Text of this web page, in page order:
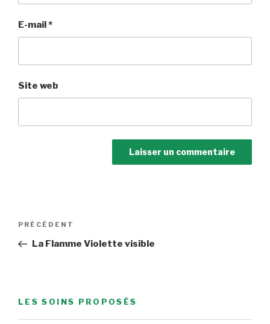
E-mail *
Site web
Navigation
l’article
Article
précédent
PRÉCÉDENT
La Flamme Violette visible
LES SOINS PROPOSÉS